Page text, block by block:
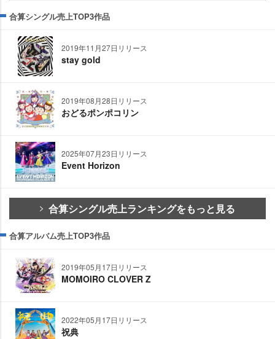
合算シングル売上TOP3作品
2019年11月27日リリース
stay gold
2019年08月28日リリース
おどるポンポコリン
2025年07月23日リリース
Event Horizon
合算シングル売上ランキングをもっと見る
合算アルバム売上TOP3作品
2019年05月17日リリース
MOMOIRO CLOVER Z
2022年05月17日リリース
祝典